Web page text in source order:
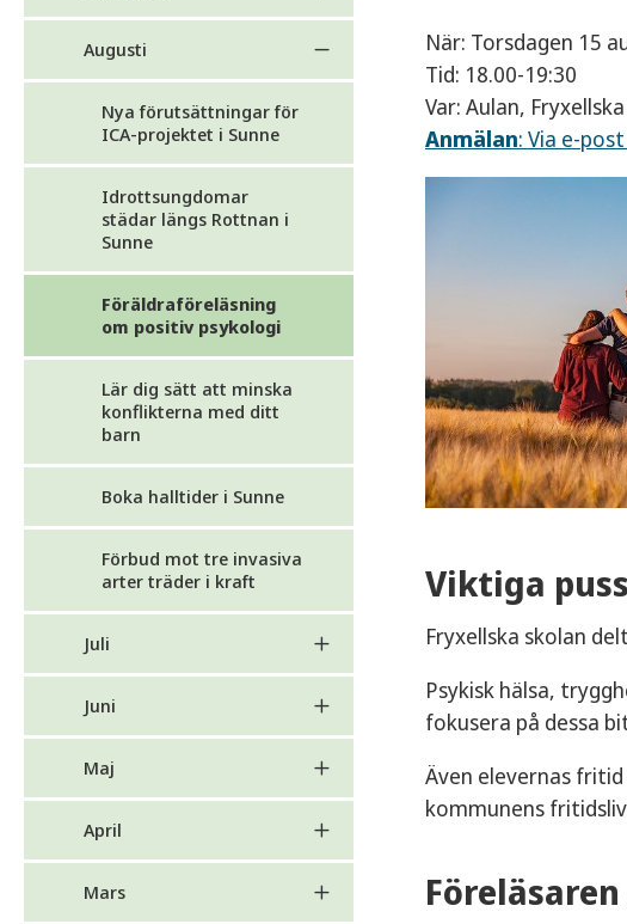
Augusti
Nya förutsättningar för
ICA-projektet i Sunne
Idrottsungdomar
städar längs Rottnan i
Sunne
Föräldraföreläsning
om positiv psykologi
Lär dig sätt att minska
konflikterna med ditt
barn
Boka halltider i Sunne
Förbud mot tre invasiva
arter träder i kraft
Juli
Juni
Maj
April
Mars
När: Torsdagen 15
Tid: 18.00-19:30
Var: Aulan,
Anmälan: Via e-
Viktiga
Fryxellska skolan
Psykisk hälsa,
fokusera på dessa
Även elevernas
kommunens